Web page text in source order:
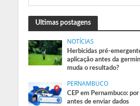
Ultimas postagens
NOTÍCIAS
Herbicidas pré-
aplicação antes da
muda o resultado?
PERNAMBUCO
CEP em Pernambuco:
antes de enviar dados